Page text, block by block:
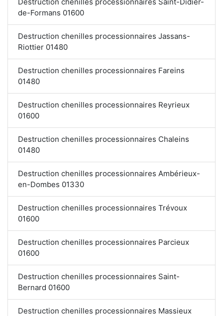
de-Formans 01600
Destruction chenilles processionnaires Jassans-
Riottier 01480
Destruction chenilles processionnaires Fareins
01480
Destruction chenilles processionnaires Reyrieux
01600
Destruction chenilles processionnaires Chaleins
01480
Destruction chenilles processionnaires Ambérieux-
en-Dombes 01330
Destruction chenilles processionnaires Trévoux
01600
Destruction chenilles processionnaires Parcieux
01600
Destruction chenilles processionnaires Saint-
Bernard 01600
Destruction chenilles processionnaires Massieux